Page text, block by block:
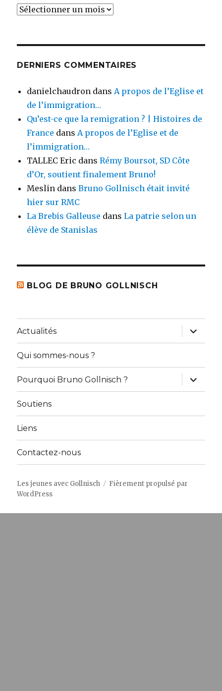
Archives
DERNIERS COMMENTAIRES
danielchaudron dansA propos de l’Eglise et
de l’immigration…
Qu’est-ce que la remigration ? | Histoires de
France dansA propos de l’Eglise et de
l’immigration…
TALLEC Eric dansRémy Boursot, SD Côte
d’Or, soutient finalement Bruno!
Meslin dansBruno Gollnisch était invité
hier sur RMC
La Brebis Galleuse dansLa patrie selon un
élève de Stanislas
BLOG DE BRUNO GOLLNISCH
Actualités
ouvrir
le
sous-
Qui sommes-nous ?
Pourquoi Bruno Gollnisch ?
ouvrir
le
sous-
Soutiens
Liens
Contactez-nous
Les jeunes avec Gollnisch
Fièrement propulsé par
WordPress